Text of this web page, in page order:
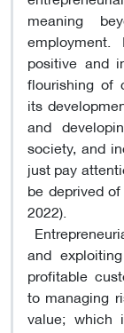
meaning
positive and
flourishing of
its
and
society, and
just pay
be deprived
2022).
and
profitable
to managing
value; which